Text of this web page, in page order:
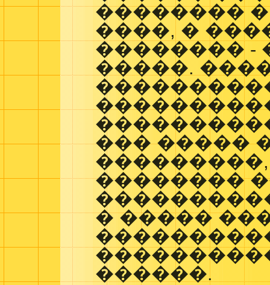
�������� �
����, �
�������� -
�����.
��� �����
��������
� �����
������.